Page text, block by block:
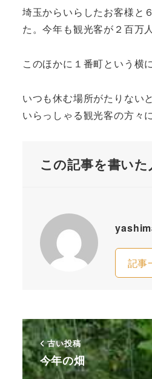
埼玉からいらしたお客様と
た。今年も観光客が２百万
このほかに１番町という横
いつも休む場所がたりない
いらっしゃる観光客の方々
この記事を書いた
記事
古い投稿
今年の畑